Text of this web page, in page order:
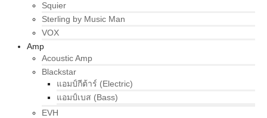
Squier
Sterling by Music Man
VOX
Amp
Acoustic Amp
Blackstar
แอมป์กีต้าร์ (Electric)
แอมป์เบส (Bass)
EVH